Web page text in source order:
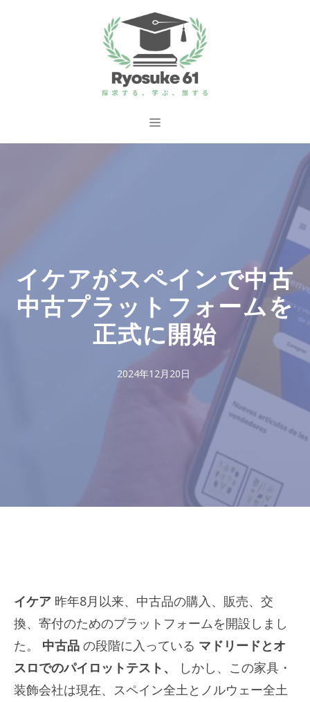
ス
メ
イケアがスペインで中古
中古プラットフォームを
正式に開始
2024年12月20日
イケア 昨年8月以来、中古品の購入、販売、交
換、寄付のためのプラットフォームを開設しまし
た。 中古品 の段階に入っている マドリードとオ
スロでのパイロットテスト、
しかし、この家具・
装飾会社は現在、スペイン全土とノルウェー全土